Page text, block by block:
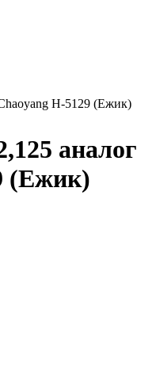
Н-5129 (Ежик)
аналог
(Ежик)